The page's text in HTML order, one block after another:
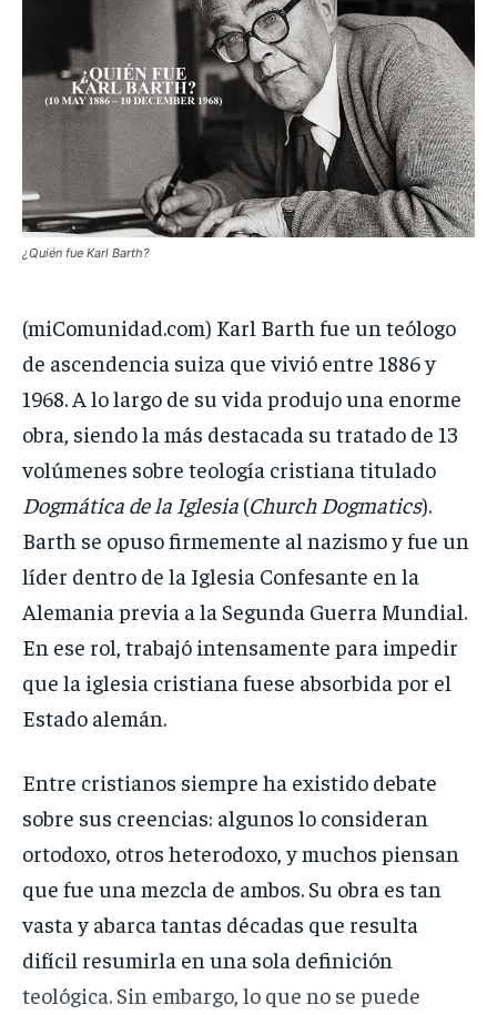
¿Quién fue Karl Barth?
(miComunidad.com) Karl Barth fue un teólogo
de ascendencia suiza que vivió entre 1886 y
1968. A lo largo de su vida produjo una enorme
obra, siendo la más destacada su tratado de 13
volúmenes sobre teología cristiana titulado
Dogmática de la Iglesia (Church Dogmatics).
Barth se opuso firmemente al nazismo y fue un
líder dentro de la Iglesia Confesante en la
Alemania previa a la Segunda Guerra Mundial.
En ese rol, trabajó intensamente para impedir
que la iglesia cristiana fuese absorbida por el
Estado alemán.
Entre cristianos siempre ha existido debate
sobre sus creencias: algunos lo consideran
ortodoxo, otros heterodoxo, y muchos piensan
que fue una mezcla de ambos. Su obra es tan
vasta y abarca tantas décadas que resulta
difícil resumirla en una sola definición
teológica. Sin embargo, lo que no se puede